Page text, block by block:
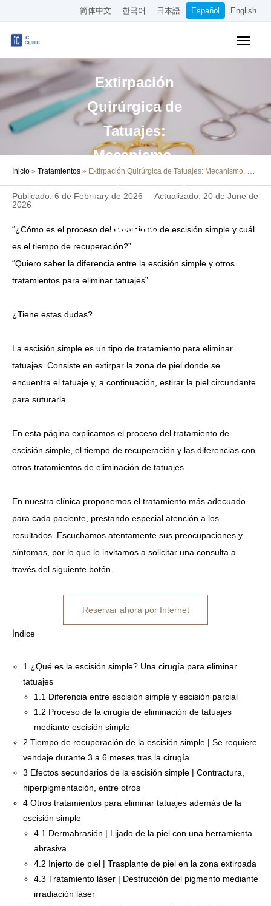
简体中文 한국어 日本語 Español English
Extirpación
Quirúrgica de
Tatuajes:
Mecanismo,
Recuperación y
Cobertura del
Seguro
Inicio » Tratamientos » Extirpación Quirúrgica de Tatuajes: Mecanismo, Recuperación y Cobertura del Seguro
Publicado: 6 de February de 2026
Actualizado: 20 de June de
2026
“¿Cómo es el proceso del tratamiento de escisión simple y cuál
es el tiempo de recuperación?”
“Quiero saber la diferencia entre la escisión simple y otros
tratamientos para eliminar tatuajes”
¿Tiene estas dudas?
La escisión simple es un tipo de tratamiento para eliminar
tatuajes. Consiste en extirpar la zona de piel donde se
encuentra el tatuaje y, a continuación, estirar la piel circundante
para suturarla.
En esta página explicamos el proceso del tratamiento de
escisión simple, el tiempo de recuperación y las diferencias con
otros tratamientos de eliminación de tatuajes.
En nuestra clínica proponemos el tratamiento más adecuado
para cada paciente, prestando especial atención a los
resultados. Escuchamos atentamente sus preocupaciones y
síntomas, por lo que le invitamos a solicitar una consulta a
través del siguiente botón.
Reservar ahora por Internet
Índice
1 ¿Qué es la escisión simple? Una cirugía para eliminar
tatuajes
1.1 Diferencia entre escisión simple y escisión parcial
1.2 Proceso de la cirugía de eliminación de tatuajes
mediante escisión simple
2 Tiempo de recuperación de la escisión simple | Se requiere
vendaje durante 3 a 6 meses tras la cirugía
3 Efectos secundarios de la escisión simple | Contractura,
hiperpigmentación, entre otros
4 Otros tratamientos para eliminar tatuajes además de la
escisión simple
4.1 Dermabrasión | Lijado de la piel con una herramienta
abrasiva
4.2 Injerto de piel | Trasplante de piel en la zona extirpada
4.3 Tratamiento láser | Destrucción del pigmento mediante
irradiación láser
Tratamientos Estéticos
Precios
Cómo Llegar
Reserva Online
Empleo
Otros
简体中文 한국어